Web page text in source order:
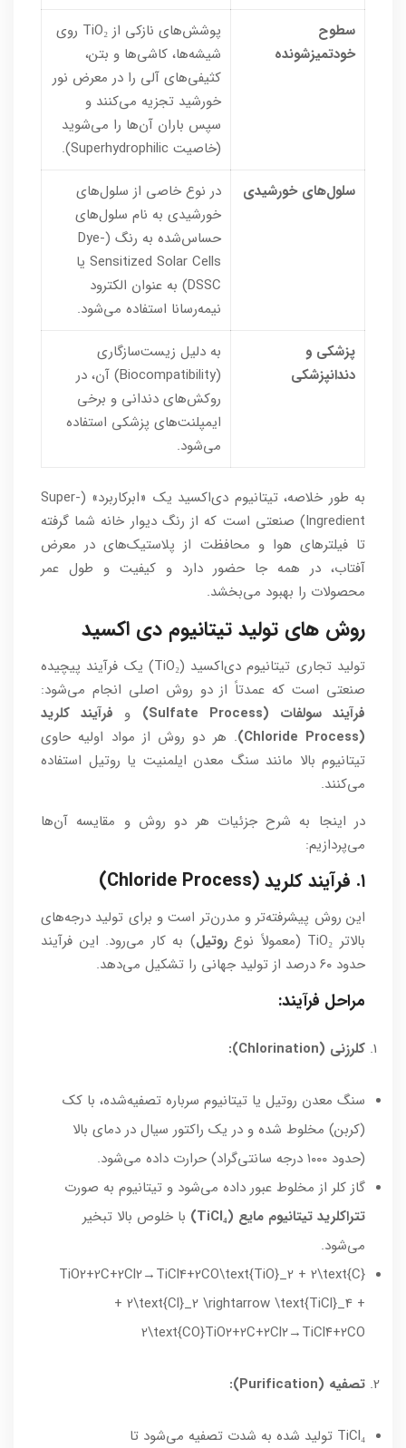
سطوح
خودتمیزشونده
پوشش‌های نازکی از TiO₂ روی
شیشه‌ها، کاشی‌ها و بتن،
کثیفی‌های آلی را در معرض نور
خورشید تجزیه می‌کنند و
سپس باران آن‌ها را می‌شوید
(خاصیت Superhydrophilic).
سلول‌های خورشیدی
در نوع خاصی از سلول‌های
خورشیدی به نام سلول‌های
حساس‌شده به رنگ (Dye-
Sensitized Solar Cells یا
DSSC) به عنوان الکترود
نیمه‌رسانا استفاده می‌شود.
پزشکی و
دندانپزشکی
به دلیل زیست‌سازگاری
(Biocompatibility) آن، در
روکش‌های دندانی و برخی
ایمپلنت‌های پزشکی استفاده
می‌شود.
به طور خلاصه، تیتانیوم دی‌اکسید یک «ابرکاربرد» (Super-
Ingredient) صنعتی است که از رنگ دیوار خانه شما گرفته
تا فیلترهای هوا و محافظت از پلاستیک‌های در معرض
آفتاب، در همه جا حضور دارد و کیفیت و طول عمر
محصولات را بهبود می‌بخشد.
روش های تولید تیتانیوم دی اکسید
تولید تجاری تیتانیوم دی‌اکسید (TiO₂) یک فرآیند پیچیده
صنعتی است که عمدتاً از دو روش اصلی انجام می‌شود:
فرآیند سولفات (Sulfate Process)
و فرآیند کلرید
(Chloride Process)
. هر دو روش از مواد اولیه حاوی
تیتانیوم بالا مانند سنگ معدن ایلمنیت یا روتیل استفاده
می‌کنند.
در اینجا به شرح جزئیات هر دو روش و مقایسه آن‌ها
می‌پردازیم:
۱. فرآیند کلرید (Chloride Process)
این روش پیشرفته‌تر و مدرن‌تر است و برای تولید درجه‌های
بالاتر TiO₂ (معمولاً نوع
روتیل) به کار می‌رود. این فرآیند
حدود ۶۰ درصد از تولید جهانی را تشکیل می‌دهد.
مراحل فرآیند:
کلرزنی (Chlorination):
سنگ معدن روتیل یا تیتانیوم سرباره تصفیه‌شده، با کک
(کربن) مخلوط شده و در یک راکتور سیال در دمای بالا
(حدود ۱۰۰۰ درجه سانتی‌گراد) حرارت داده می‌شود.
گاز کلر از مخلوط عبور داده می‌شود و تیتانیوم به صورت
تتراکلرید تیتانیوم مایع (TiCl₄)
با خلوص بالا تبخیر
می‌شود.
TiO2+2C+2Cl2→TiCl4+2CO\text{TiO}_2 + 2\text{C}
+ 2\text{Cl}_2 \rightarrow \text{TiCl}_4 +
2\text{CO}TiO۲+۲C+۲Cl۲→TiCl۴+۲CO
تصفیه (Purification):
TiCl₄ تولید شده به شدت تصفیه می‌شود تا